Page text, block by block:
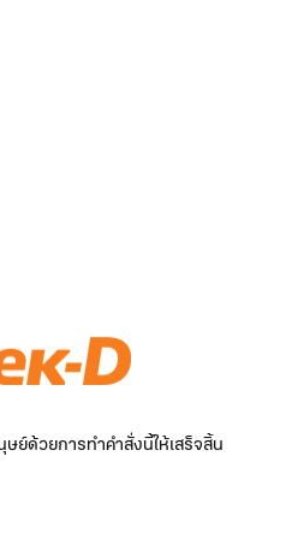
ย์ด้วยการทำคำสั่งนี้ให้เสร็จสิ้น